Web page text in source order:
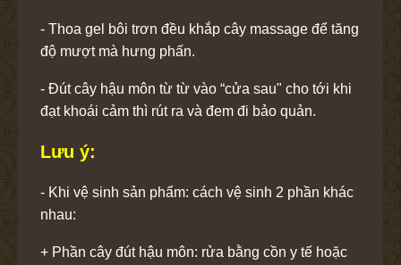
- Thoa gel bôi trơn đều khắp cây massage để tăng
độ mượt mà hưng phấn.
- Đút cây hậu môn từ từ vào “cửa sau" cho tới khi
đạt khoái cảm thì rút ra và đem đi bảo quản.
Lưu ý:
- Khi vệ sinh sản phẩm: cách vệ sinh 2 phần khác
nhau:
+ Phần cây đút hậu môn: rửa bằng cồn y tế hoặc